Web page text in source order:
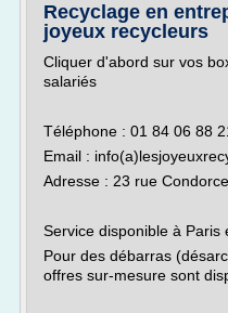
Recyclage en
joyeux recycleurs
Cliquer d'abord sur vos
salariés
Téléphone : 01 84 06 88
Email :
Adresse : 23 rue
Service disponible à Paris
Pour des débarras
offres sur-mesure sont